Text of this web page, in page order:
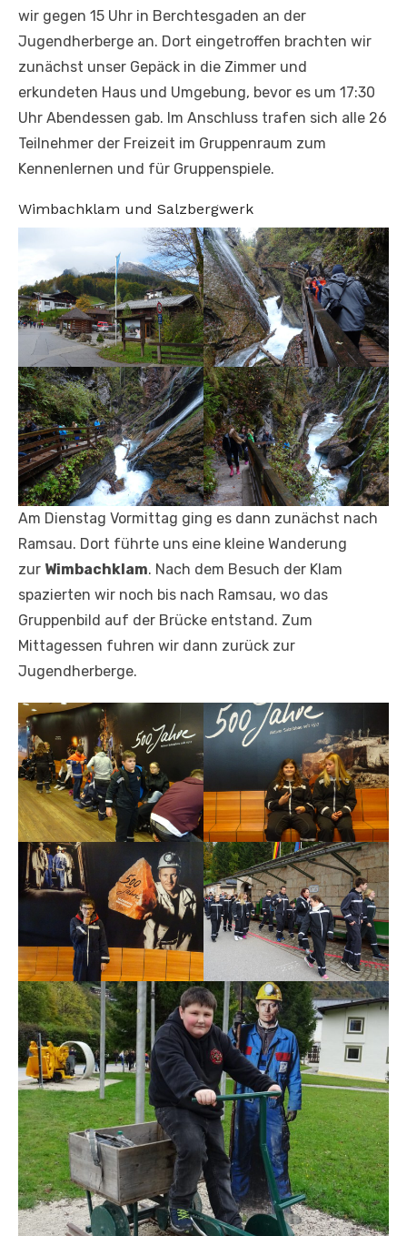
wir gegen 15 Uhr in Berchtesgaden an der
Jugendherberge an. Dort eingetroffen brachten wir
zunächst unser Gepäck in die Zimmer und
erkundeten Haus und Umgebung, bevor es um 17:30
Uhr Abendessen gab. Im Anschluss trafen sich alle 26
Teilnehmer der Freizeit im Gruppenraum zum
Kennenlernen und für Gruppenspiele.
Wimbachklam und Salzbergwerk
Am Dienstag Vormittag ging es dann zunächst nach
Ramsau. Dort führte uns eine kleine Wanderung
zur Wimbachklam. Nach dem Besuch der Klam
spazierten wir noch bis nach Ramsau, wo das
Gruppenbild auf der Brücke entstand. Zum
Mittagessen fuhren wir dann zurück zur
Jugendherberge.